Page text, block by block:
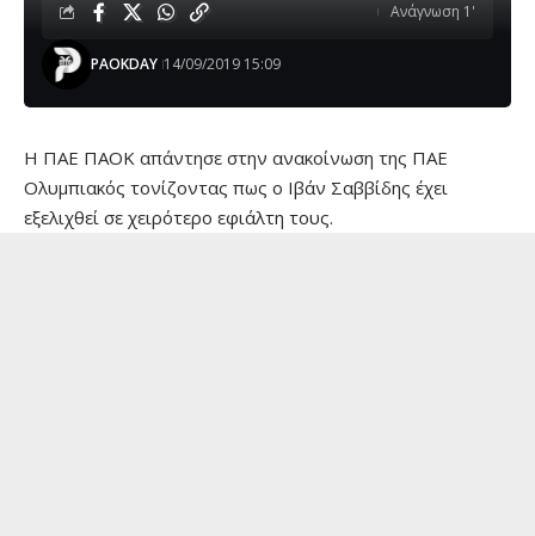
PAOKDAY 14/09/2019 15:09
Ανάγνωση 1'
Η ΠΑΕ ΠΑΟΚ απάντησε στην ανακοίνωση της ΠΑΕ
Ολυμπιακός τονίζοντας πως ο Ιβάν Σαββίδης έχει
εξελιχθεί σε χειρότερο εφιάλτη τους.